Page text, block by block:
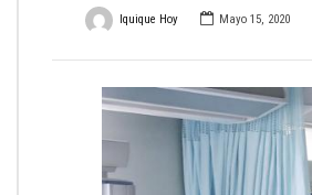
Iquique Hoy Mayo 15, 2020